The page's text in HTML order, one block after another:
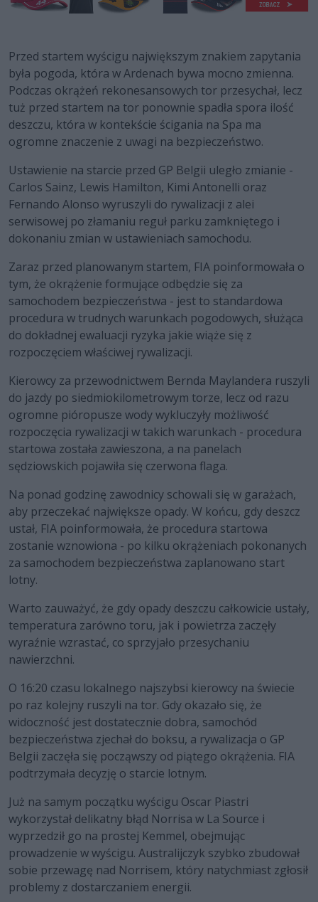
Przed startem wyścigu największym znakiem zapytania
była pogoda, która w Ardenach bywa mocno zmienna.
Podczas okrążeń rekonesansowych tor przesychał, lecz
tuż przed startem na tor ponownie spadła spora ilość
deszczu, która w kontekście ścigania na Spa ma
ogromne znaczenie z uwagi na bezpieczeństwo.
Ustawienie na starcie przed GP Belgii uległo zmianie -
Carlos Sainz, Lewis Hamilton, Kimi Antonelli oraz
Fernando Alonso wyruszyli do rywalizacji z alei
serwisowej po złamaniu reguł parku zamkniętego i
dokonaniu zmian w ustawieniach samochodu.
Zaraz przed planowanym startem, FIA poinformowała o
tym, że okrążenie formujące odbędzie się za
samochodem bezpieczeństwa - jest to standardowa
procedura w trudnych warunkach pogodowych, służąca
do dokładnej ewaluacji ryzyka jakie wiąże się z
rozpoczęciem właściwej rywalizacji.
Kierowcy za przewodnictwem Bernda Maylandera ruszyli
do jazdy po siedmiokilometrowym torze, lecz od razu
ogromne pióropusze wody wykluczyły możliwość
rozpoczęcia rywalizacji w takich warunkach - procedura
startowa została zawieszona, a na panelach
sędziowskich pojawiła się czerwona flaga.
Na ponad godzinę zawodnicy schowali się w garażach,
aby przeczekać największe opady. W końcu, gdy deszcz
ustał, FIA poinformowała, że procedura startowa
zostanie wznowiona - po kilku okrążeniach pokonanych
za samochodem bezpieczeństwa zaplanowano start
lotny.
Warto zauważyć, że gdy opady deszczu całkowicie ustały,
temperatura zarówno toru, jak i powietrza zaczęły
wyraźnie wzrastać, co sprzyjało przesychaniu
nawierzchni.
O 16:20 czasu lokalnego najszybsi kierowcy na świecie
po raz kolejny ruszyli na tor. Gdy okazało się, że
widoczność jest dostatecznie dobra, samochód
bezpieczeństwa zjechał do boksu, a rywalizacja o GP
Belgii zaczęła się począwszy od piątego okrążenia. FIA
podtrzymała decyzję o starcie lotnym.
Już na samym początku wyścigu Oscar Piastri
wykorzystał delikatny błąd Norrisa w La Source i
wyprzedził go na prostej Kemmel, obejmując
prowadzenie w wyścigu. Australijczyk szybko zbudował
sobie przewagę nad Norrisem, który natychmiast zgłosił
problemy z dostarczaniem energii.